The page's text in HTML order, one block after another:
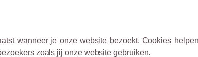
wanneer je onze website bezoekt. Cookies
zoals jij onze website gebruiken.